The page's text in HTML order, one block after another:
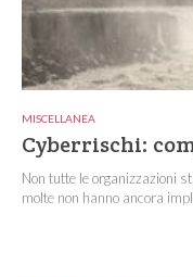
MISCELLANEA
Cyberrischi:
Non tutte le organizzazioni
molte non hanno ancora